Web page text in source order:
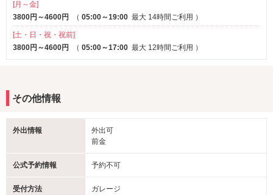
[月～金]
3800円～4600円
（ 05:00～19:00 最大 14時間ご利用 ）
[土・日・祝・祝前]
3800円～4600円
（ 05:00～17:00 最大 12時間ご利用 ）
その他情報
外出情報
外出可
前金
公式予約情報 予約不可
受付方法 ガレージ